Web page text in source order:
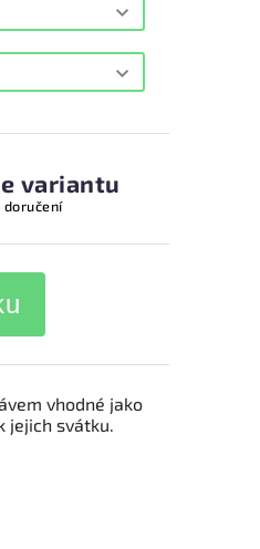
variantu
doručení
vhodné jako
jejich svátku.